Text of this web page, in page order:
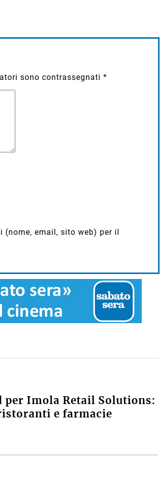
sono contrassegnati *
email, sito web) per il
per Imola Retail Solutions:
e farmacie